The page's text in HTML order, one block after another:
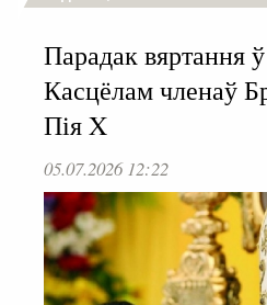
Парадак вяртання
Касцёлам членаў
Пія X
05.07.2026 12:22